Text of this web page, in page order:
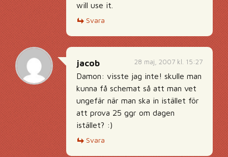
will use it.
Svara
28 maj, 2007 kl. 15:27
jacob
Damon: visste jag inte! skulle man
kunna få schemat så att man vet
ungefär när man ska in istället för
att prova 25 ggr om dagen
istället? :)
Svara